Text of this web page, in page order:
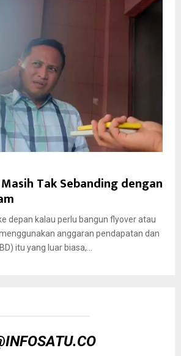
Tak Sebanding dengan
depan kalau perlu bangun flyover atau
anggaran pendapatan dan
itu yang luar biasa,...